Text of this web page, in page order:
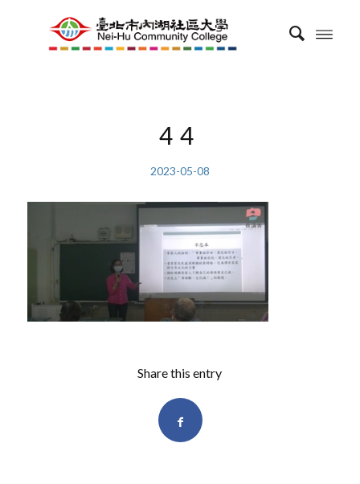
44
2023-05-08
Share this entry